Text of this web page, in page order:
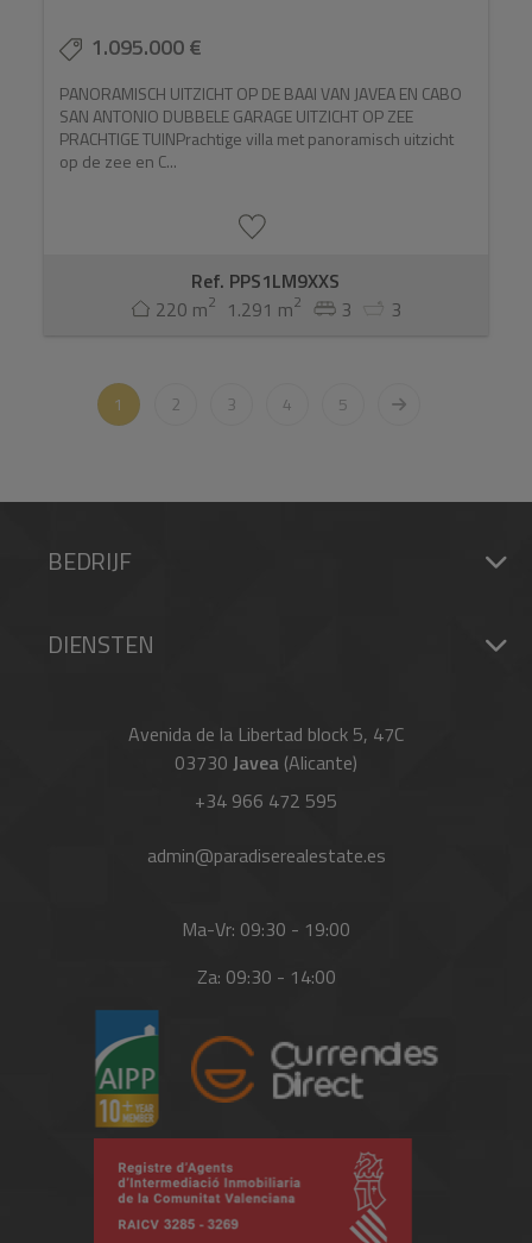
1.095.000 €
PANORAMISCH UITZICHT OP DE BAAI VAN JAVEA EN CABO
SAN ANTONIO DUBBELE GARAGE UITZICHT OP ZEE
PRACHTIGE TUINPrachtige villa met panoramisch uitzicht
op de zee en C...
Ref. PPS1LM9XXS
220 m2 1.291 m2 3 3
1 2 3 4 5
BEDRIJF
DIENSTEN
Avenida de la Libertad block 5, 47C
03730 Javea (Alicante)
+34 966 472 595
admin@paradiserealestate.es
Ma-Vr: 09:30 - 19:00
Za: 09:30 - 14:00